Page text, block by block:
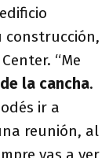
construcción,
“Me
la cancha.
ir a
reunión, al